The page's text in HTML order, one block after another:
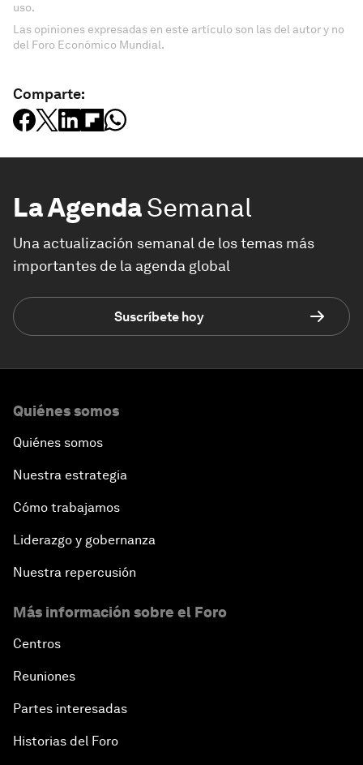
uso.
Las opiniones expresadas en este artículo son las del autor y no
del Foro Económico Mundial.
Comparte:
La AgendaSemanal
Una actualización semanal de los temas más
importantes de la agenda global
Suscríbete hoy
Quiénes somos
Quiénes somos
Nuestra estrategia
Cómo trabajamos
Liderazgo y gobernanza
Nuestra repercusión
Más información sobre el Foro
Centros
Reuniones
Partes interesadas
Historias del Foro